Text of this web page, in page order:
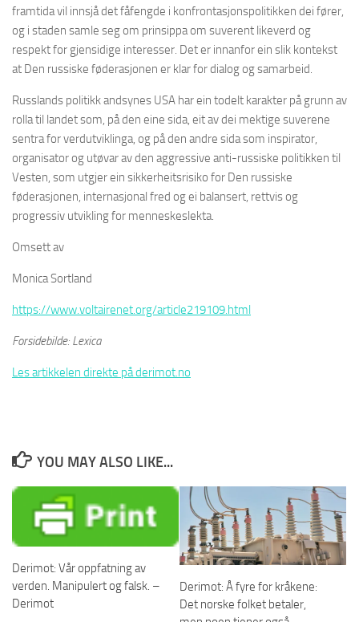
framtida vil innsjå det fåfengde i konfrontasjonspolitikken dei fører,
og i staden samle seg om prinsippa om suverent likeverd og
respekt for gjensidige interesser. Det er innanfor ein slik kontekst
at Den russiske føderasjonen er klar for dialog og samarbeid.
Russlands politikk andsynes USA har ein todelt karakter på grunn av
rolla til landet som, på den eine sida, eit av dei mektige suverene
sentra for verdutviklinga, og på den andre sida som inspirator,
organisator og utøvar av den aggressive anti-russiske politikken til
Vesten, som utgjer ein sikkerheitsrisiko for Den russiske
føderasjonen, internasjonal fred og ei balansert, rettvis og
progressiv utvikling for menneskeslekta.
Omsett av
Monica Sortland
https://www.voltairenet.org/article219109.html
Forsidebilde: Lexica
Les artikkelen direkte på derimot.no
YOU MAY ALSO LIKE...
Derimot: Vår oppfatning av
verden. Manipulert og falsk. –
Derimot
Derimot: Å fyre for kråkene:
Det norske folket betaler,